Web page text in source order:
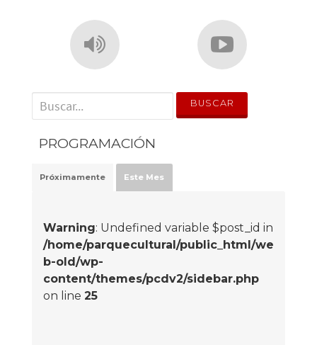
' . __('Search for:') . '
PROGRAMACIÓN
Próximamente Este Mes
Warning: Undefined variable $post_id in
/home/parquecultural/public_html/we
b-old/wp-
content/themes/pcdv2/sidebar.php
on line 25